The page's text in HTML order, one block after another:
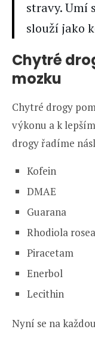
stravy. Umí
slouží jako
Chytré
mozku
Chytré drogy
výkonu a k
drogy řadíme
Kofein
DMAE
Guarana
Rhodiola rosea
Piracetam
Enerbol
Lecithin
Nyní se na